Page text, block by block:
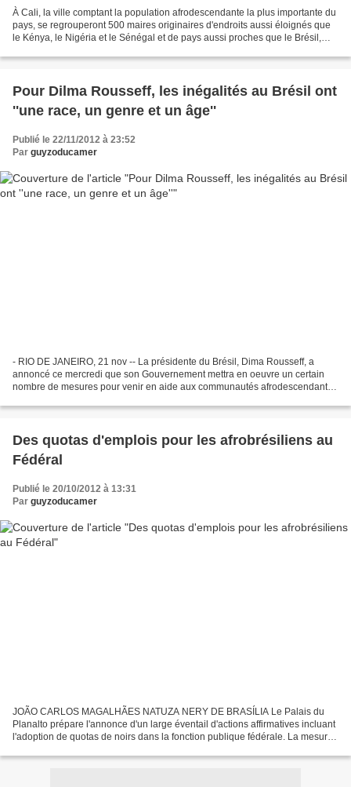
À Cali, la ville comptant la population afrodescendante la plus importante du
pays, se regrouperont 500 maires originaires d'endroits aussi éloignés que
le Kénya, le Nigéria et le Sénégal et de pays aussi proches que le Brésil,
Pour Dilma Rousseff, les inégalités au Brésil ont
''une race, un genre et un âge''
Publié le 22/11/2012 à 23:52
Par guyzoducamer
- RIO DE JANEIRO, 21 nov -- La présidente du Brésil, Dima Rousseff, a
annoncé ce mercredi que son Gouvernement mettra en oeuvre un certain
nombre de mesures pour venir en aide aux communautés afrodescendantes
Des quotas d'emplois pour les afrobrésiliens au
Fédéral
Publié le 20/10/2012 à 13:31
Par guyzoducamer
JOÃO CARLOS MAGALHÃES NATUZA NERY DE BRASÍLIA Le Palais du
Planalto prépare l'annonce d'un large éventail d'actions affirmatives incluant
l'adoption de quotas de noirs dans la fonction publique fédérale. La mesure,